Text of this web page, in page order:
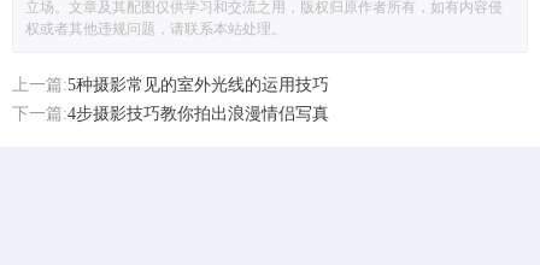
立场。文章及其配图仅供学习和交流之用，版权归原作者所有，如有内容侵
权或者其他违规问题，请联系本站处理。
上一篇:5种摄影常见的室外光线的运用技巧
下一篇:4步摄影技巧教你拍出浪漫情侣写真